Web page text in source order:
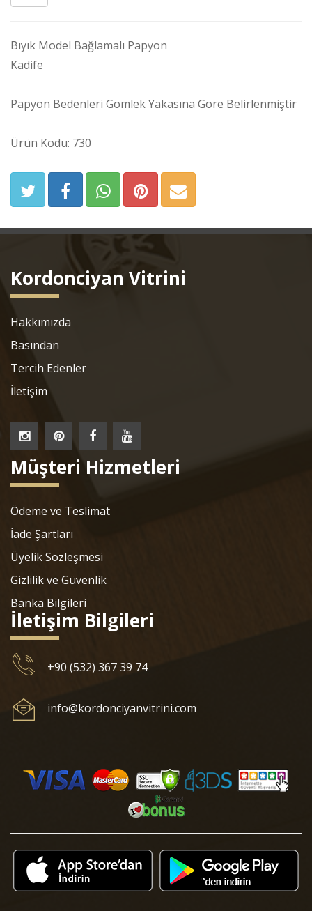
Bıyık Model Bağlamalı Papyon
Kadife
Papyon Bedenleri Gömlek Yakasına Göre Belirlenmiştir
Ürün Kodu: 730
Kordonciyan Vitrini
Hakkımızda
Basından
Tercih Edenler
İletişim
Müşteri Hizmetleri
Ödeme ve Teslimat
İade Şartları
Üyelik Sözleşmesi
Gizlilik ve Güvenlik
Banka Bilgileri
İletişim Bilgileri
+90 (532) 367 39 74
info@kordonciyanvitrini.com